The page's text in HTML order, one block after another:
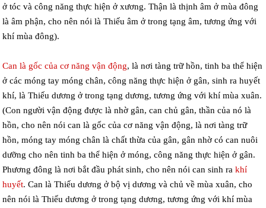
ở tóc và công năng thực hiện ở xương. Thận là thịnh âm ở mùa đông
là âm phận, cho nên nói là Thiếu âm ở trong tạng âm, tương ứng với
khí mùa đông).
Can là gốc của cơ năng vận động, là nơi tàng trữ hồn, tinh ba thể hiện
ở các móng tay móng chân, công năng thực hiện ở gân, sinh ra huyết
khí, là Thiếu dương ở trong tạng dương, tương ứng với khí mùa xuân.
(Con người vận động được là nhờ gân, can chủ gân, thần của nó là
hồn, cho nên nói can là gốc của cơ năng vận động, là nơi tàng trữ
hồn, móng tay móng chân là chất thừa của gân, gân nhờ có can nuôi
dưỡng cho nên tinh ba thể hiện ở móng, công năng thực hiện ở gân.
Phương đông là nơi bắt đầu phát sinh, cho nên nói can sinh rakhí
huyết. Can là Thiếu dương ở bộ vị dương và chủ về mùa xuân, cho
nên nói là Thiếu dương ở trong tạng dương, tương ứng với khí mùa